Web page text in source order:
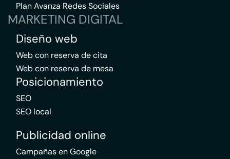
Plan Avanza Redes Sociales
MARKETING DIGITAL
Diseño web
Web con reserva de cita
Web con reserva de mesa
Posicionamiento
SEO
SEO local
Publicidad online
Campañas en Google